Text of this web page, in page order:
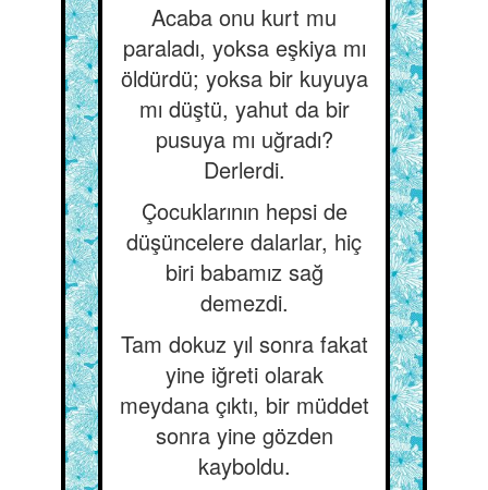
Acaba onu kurt mu
paraladı, yoksa eşkiya mı
öldürdü; yoksa bir kuyuya
mı düştü, yahut da bir
pusuya mı uğradı?
Derlerdi.
Çocuklarının hepsi de
düşüncelere dalarlar, hiç
biri babamız sağ
demezdi.
Tam dokuz yıl sonra fakat
yine iğreti olarak
meydana çıktı, bir müddet
sonra yine gözden
kayboldu.